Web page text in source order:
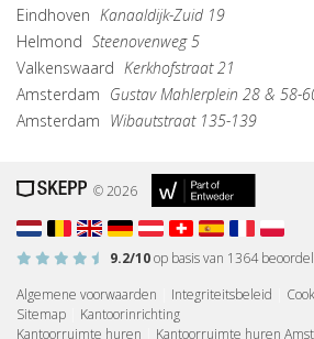
Eindhoven Kanaaldijk-Zuid 19
Helmond Steenovenweg 5
Valkenswaard Kerkhofstraat 21
Amsterdam Gustav Mahlerplein 28 & 58-
Amsterdam Wibautstraat 135-139
© 2026
9.2/10op basis van 1364
Algemene voorwaarden
Integriteitsbeleid
Sitemap
Kantoorinrichting
Kantoorruimte huren
Kantoorruimte huren